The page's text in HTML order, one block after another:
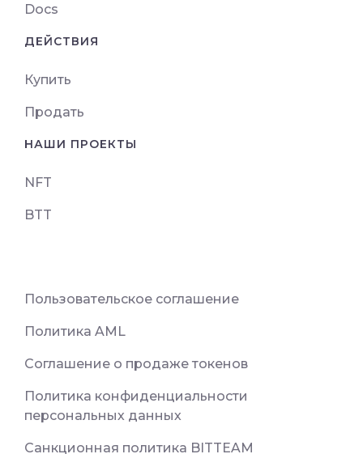
Docs
ДЕЙСТВИЯ
Купить
Продать
НАШИ ПРОЕКТЫ
NFT
BTT
Пользовательское соглашение
Политика AML
Соглашение о продаже токенов
Политика конфиденциальности
персональных данных
Санкционная политика BITTEAM